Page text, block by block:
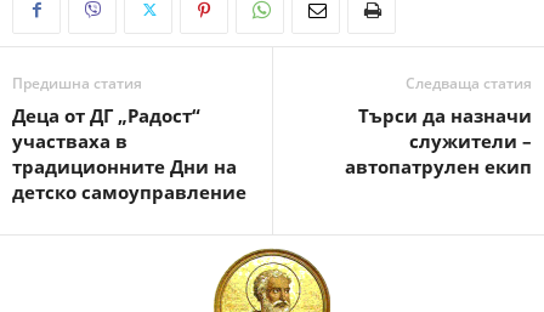
Предишна статия
Деца от ДГ „Радост“
участваха в
традиционните Дни на
детско самоуправление
Следваща статия
Търси да назначи
служители –
автопатрулен екип